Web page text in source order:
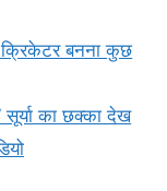
बनना कुछ
सूर्या का छक्का देख